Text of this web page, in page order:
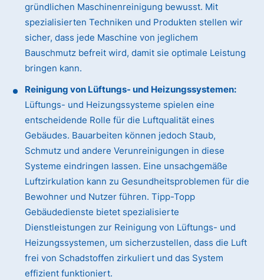
gründlichen Maschinenreinigung bewusst. Mit
spezialisierten Techniken und Produkten stellen wir
sicher, dass jede Maschine von jeglichem
Bauschmutz befreit wird, damit sie optimale Leistung
bringen kann.
Reinigung von Lüftungs- und Heizungssystemen:
Lüftungs- und Heizungssysteme spielen eine
entscheidende Rolle für die Luftqualität eines
Gebäudes. Bauarbeiten können jedoch Staub,
Schmutz und andere Verunreinigungen in diese
Systeme eindringen lassen. Eine unsachgemäße
Luftzirkulation kann zu Gesundheitsproblemen für die
Bewohner und Nutzer führen. Tipp-Topp
Gebäudedienste bietet spezialisierte
Dienstleistungen zur Reinigung von Lüftungs- und
Heizungssystemen, um sicherzustellen, dass die Luft
frei von Schadstoffen zirkuliert und das System
effizient funktioniert.